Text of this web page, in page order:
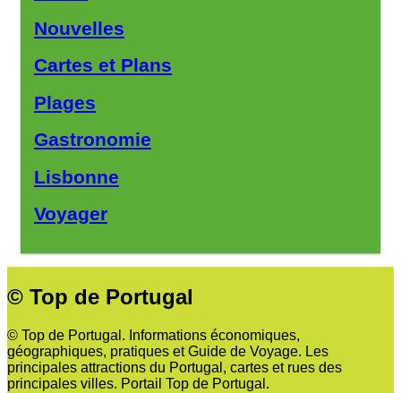
Nouvelles
Cartes et Plans
Plages
Gastronomie
Lisbonne
Voyager
© Top de Portugal
© Top de Portugal. Informations économiques,
géographiques, pratiques et Guide de Voyage. Les
principales attractions du Portugal, cartes et rues des
principales villes. Portail Top de Portugal.